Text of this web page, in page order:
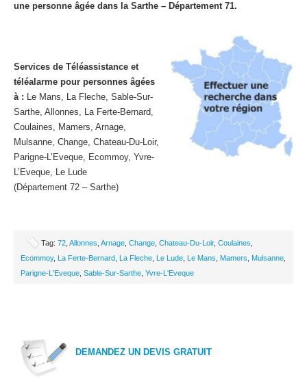
une personne âgée dans la Sarthe – Département 71.
Services de Téléassistance et
téléalarme pour personnes âgées
à : Le Mans, La Fleche, Sable-Sur-
Sarthe, Allonnes, La Ferte-Bernard,
Coulaines, Mamers, Arnage,
Mulsanne, Change, Chateau-Du-Loir,
Parigne-L’Eveque, Ecommoy, Yvre-
L’Eveque, Le Lude
(Département 72 – Sarthe)
Tag: 72 Allonnes Arnage Change Chateau-Du-Loir, Coulaines
Ecommoy, La Ferte-Bernard La Fleche Le Lude Le Mans Mamers Mulsanne
Parigne-L'Eveque Sable-Sur-Sarthe Yvre-L'Eveque
DEMANDEZ UN DEVIS GRATUIT